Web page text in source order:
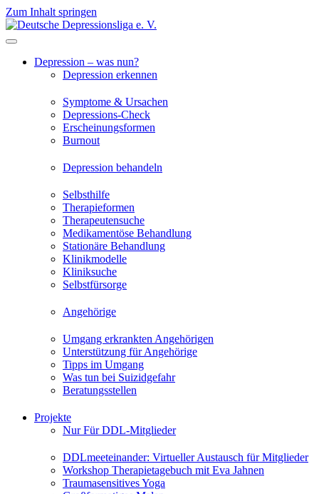
Zum Inhalt springen
Depression – was nun?
Depression erkennen
Symptome & Ursachen
Depressions-Check
Erscheinungsformen
Burnout
Depression behandeln
Selbsthilfe
Therapieformen
Therapeutensuche
Medikamentöse Behandlung
Stationäre Behandlung
Klinikmodelle
Kliniksuche
Selbstfürsorge
Angehörige
Umgang erkrankten Angehörigen
Unterstützung für Angehörige
Tipps im Umgang
Was tun bei Suizidgefahr
Beratungsstellen
Projekte
Nur Für DDL-Mitglieder
DDLmeeteinander: Virtueller Austausch für Mitglieder
Workshop Therapietagebuch mit Eva Jahnen
Traumasensitives Yoga